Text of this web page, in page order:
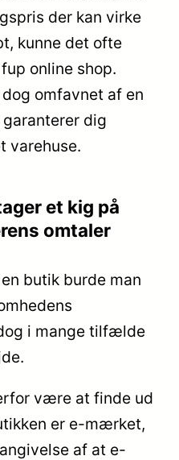
der kan virke
kunne det ofte
online shop.
omfavnet af en
dig
varehuse.
et kig på
omtaler
butik burde man
i mange tilfælde
være at finde ud
er e-mærket,
af at e-